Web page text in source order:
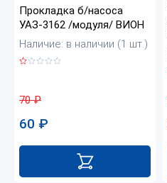
Прокладка б/насоса
УАЗ-3162 /модуля/ ВИОН
Наличие: в наличии (1 шт.)
70₽
60 ₽